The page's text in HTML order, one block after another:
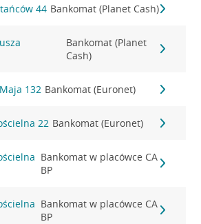
44 Bankomat (Planet Cash)
Bankomat (Planet
Cash)
132 Bankomat (Euronet)
22 Bankomat (Euronet)
Bankomat w placówce CA
BP
Bankomat w placówce CA
BP